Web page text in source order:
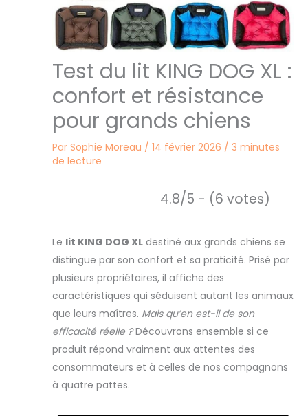
Test du lit KING DOG XL :
confort et résistance
pour grands chiens
Par Sophie Moreau / 14 février 2026 / 3 minutes
de lecture
4.8/5 - (6 votes)
Le lit KING DOG XL destiné aux grands chiens se
distingue par son confort et sa praticité. Prisé par
plusieurs propriétaires, il affiche des
caractéristiques qui séduisent autant les animaux
que leurs maîtres. Mais qu’en est-il de son
efficacité réelle ?Découvrons ensemble si ce
produit répond vraiment aux attentes des
consommateurs et à celles de nos compagnons
à quatre pattes.